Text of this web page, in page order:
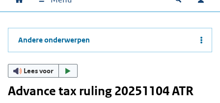
Hoofdnavigatie
Home Open
Andere onderwerpen
Lees voor
Advance tax ruling 20251104 ATR